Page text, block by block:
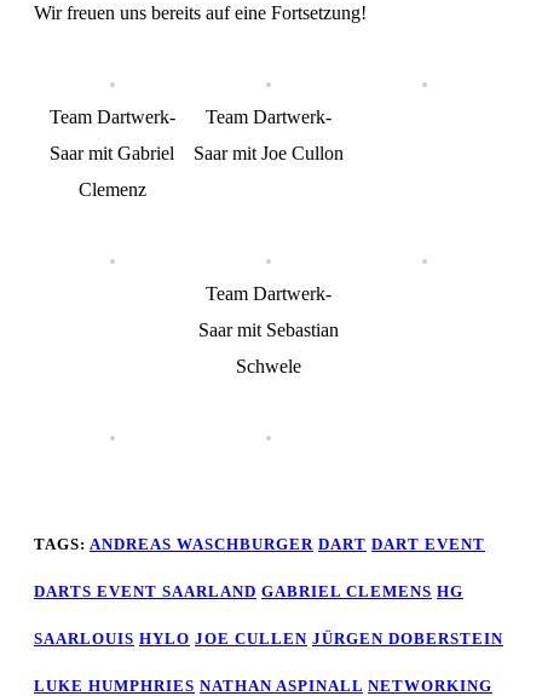
Wir freuen uns bereits auf eine Fortsetzung!
Team Dartwerk-
Saar mit Gabriel
Clemenz
Team Dartwerk-
Saar mit Joe Cullon
Team Dartwerk-
Saar mit Sebastian
Schwele
TAGS: ANDREAS WASCHBURGER DART DART EVENT
DARTS EVENT SAARLAND GABRIEL CLEMENS HG
SAARLOUIS HYLO JOE CULLEN JÜRGEN DOBERSTEIN
LUKE HUMPHRIES NATHAN ASPINALL NETWORKING